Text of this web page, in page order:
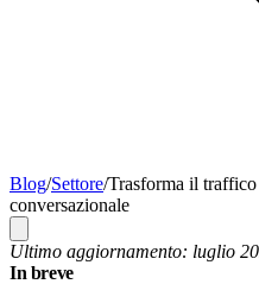
Blog/Settore/Trasforma il
conversazionale
Ultimo aggiornamento: luglio
In breve